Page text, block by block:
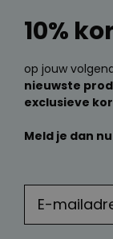
10%
op jouw
nieuwste
exclusieve
Meld je dan